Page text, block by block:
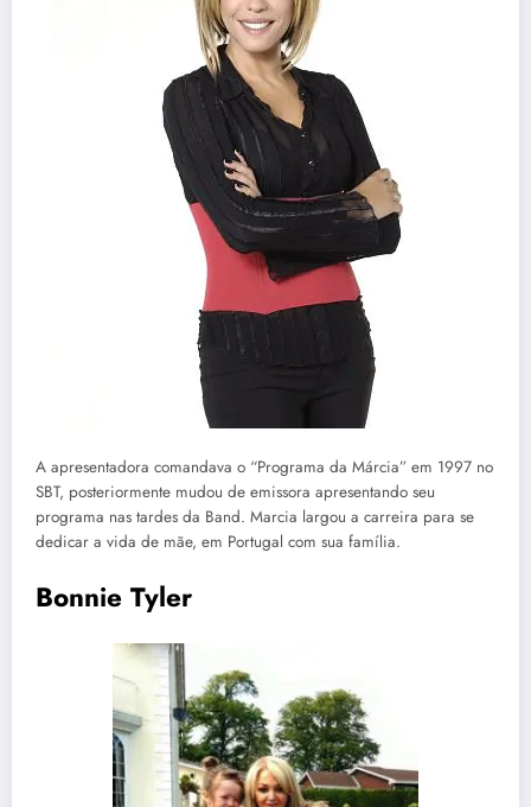
A apresentadora comandava o “Programa da Márcia” em 1997 no
SBT, posteriormente mudou de emissora apresentando seu
programa nas tardes da Band. Marcia largou a carreira para se
dedicar a vida de mãe, em Portugal com sua família.
Bonnie Tyler